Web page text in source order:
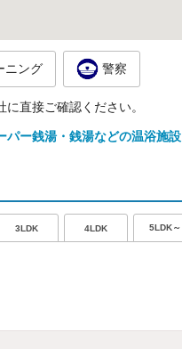
ニング 警察
直接ご確認ください。
パー銭湯・銭湯などの温浴施設
3LDK 4LDK 5LDK～